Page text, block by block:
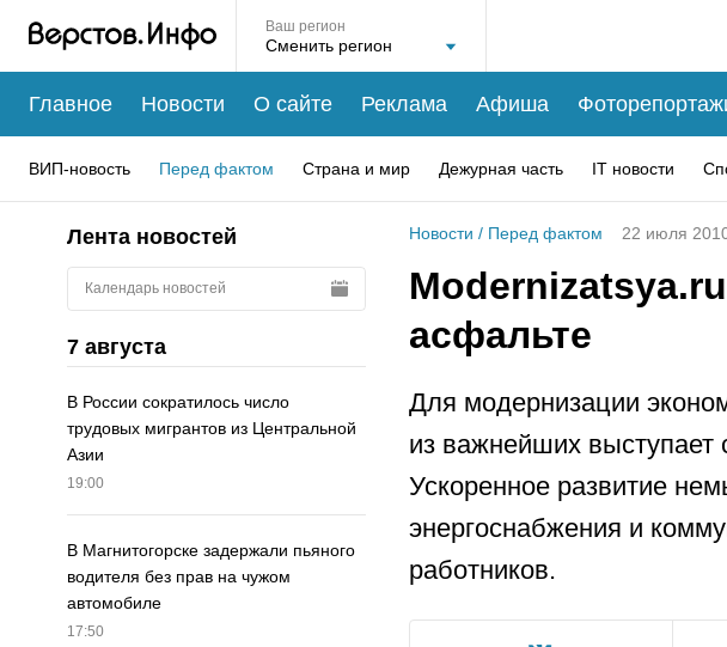
Ваш регион
Главное Новости О сайте Реклама Афиша
ВИП-новость Перед фактом Страна и мир Дежурная часть IT новости
Лента новостей
Календарь новостей
7 августа
В России сократилось число
трудовых мигрантов из Центральной
Азии
19:00
В Магнитогорске задержали пьяного
водителя без прав на чужом
автомобиле
17:50
Новости / Перед фактом 22 июля
асфальте
Для модернизации
из важнейших выступает
Ускоренное развитие
энергоснабжения и
работников.